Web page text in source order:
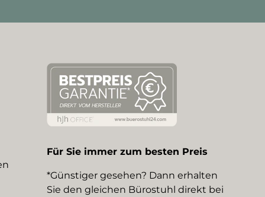
Für Sie immer zum besten Preis
*Günstiger gesehen? Dann erhalten
Sie den gleichen Bürostuhl direkt bei